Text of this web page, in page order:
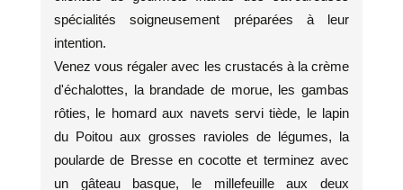
spécialités soigneusement préparées à leur
intention.
Venez vous régaler avec les crustacés à la crème
d'échalottes, la brandade de morue, les gambas
rôties, le homard aux navets servi tiède, le lapin
du Poitou aux grosses ravioles de légumes, la
poularde de Bresse en cocotte et terminez avec
un gâteau basque, le millefeuille aux deux